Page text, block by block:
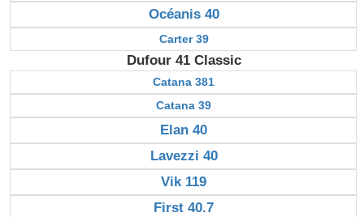
Océanis 40
Carter 39
Dufour 41 Classic
Catana 381
Catana 39
Elan 40
Lavezzi 40
Vik 119
First 40.7